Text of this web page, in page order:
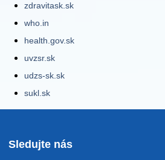
zdravitask.sk
who.in
health.gov.sk
uvzsr.sk
udzs-sk.sk
sukl.sk
Sledujte nás